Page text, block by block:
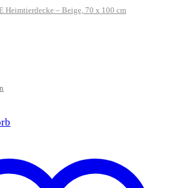
Heimtierdecke – Beige, 70 x 100 cm